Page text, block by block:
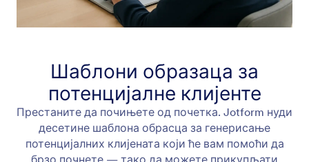
Шаблони образаца за
потенцијалне клијенте
Престаните да почињете од почетка. Jotform нуди
десетине шаблона обрасца за генерисање
потенцијалних клијената који ће вам помоћи да
брзо почнете — тако да можете прикупљати